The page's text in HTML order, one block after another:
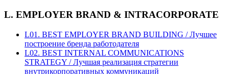
L. EMPLOYER BRAND & INTRACORPORATE
L01. BEST EMPLOYER BRAND BUILDING / Лучшее
построение бренда работодателя
L02. BEST INTERNAL COMMUNICATIONS
STRATEGY / Лучшая реализация стратегии
внутрикорпоративных коммуникаций